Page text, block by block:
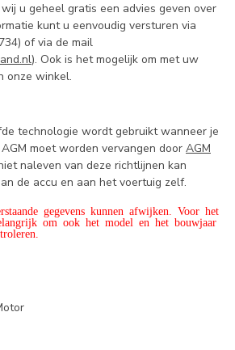
u geheel gratis een advies geven over
kunt u eenvoudig versturen via
of via de mail
). Ook is het mogelijk om met uw
onze winkel.
technologie wordt gebruikt wanneer je
moet worden vervangen door AGM
naleven van deze richtlijnen kan
de accu en aan het voertuig zelf.
gegevens kunnen afwijken. Voor het
om ook het model en het bouwjaar